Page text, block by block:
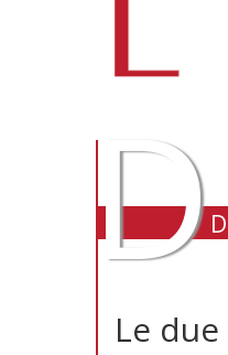
D
Le